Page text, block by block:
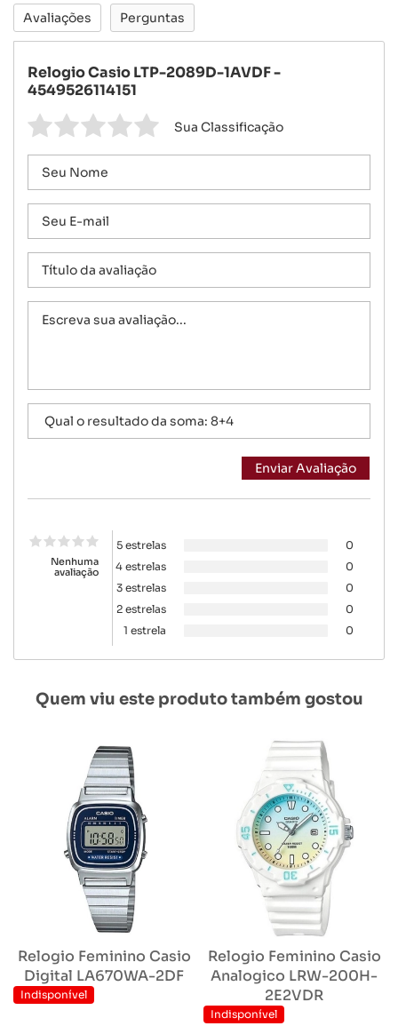
Avaliações Perguntas
Relogio Casio LTP-2089D-1AVDF -
4549526114151
Sua Classificação
Nenhuma
avaliação
5 estrelas
0
4 estrelas
0
3 estrelas
0
2 estrelas
0
1 estrela
0
Quem viu este produto também gostou
Relogio Feminino Casio
Digital LA670WA-2DF
Indisponível
Relogio Feminino Casio
Analogico LRW-200H-
2E2VDR
Indisponível